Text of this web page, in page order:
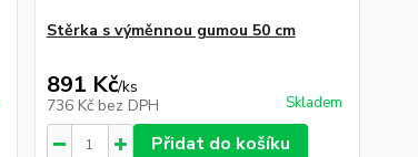
Stěrka s výměnnou gumou 50 cm
891 Kč/ks
736 Kč bez DPH Skladem
Přidat do košíku